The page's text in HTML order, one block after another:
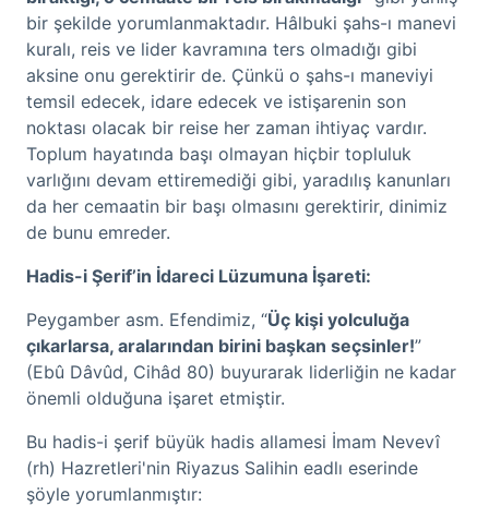
bir şekilde yorumlanmaktadır. Hâlbuki şahs-ı manevi
kuralı, reis ve lider kavramına ters olmadığı gibi
aksine onu gerektirir de. Çünkü o şahs-ı maneviyi
temsil edecek, idare edecek ve istişarenin son
noktası olacak bir reise her zaman ihtiyaç vardır.
Toplum hayatında başı olmayan hiçbir topluluk
varlığını devam ettiremediği gibi, yaradılış kanunları
da her cemaatin bir başı olmasını gerektirir, dinimiz
de bunu emreder.
Hadis-i Şerif’in İdareci Lüzumuna İşareti:
Peygamber asm. Efendimiz, “Üç kişi yolculuğa
çıkarlarsa, aralarından birini başkan seçsinler!”
(Ebû Dâvûd, Cihâd 80) buyurarak liderliğin ne kadar
önemli olduğuna işaret etmiştir.
Bu hadis-i şerif büyük hadis allamesi İmam Nevevî
(rh) Hazretleri'nin Riyazus Salihin eadlı eserinde
şöyle yorumlanmıştır: